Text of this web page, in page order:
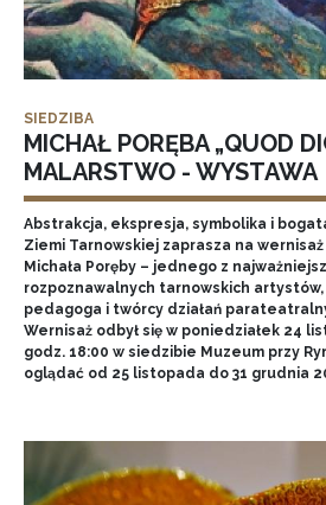
SIEDZIBA
MICHAŁ PORĘBA „QUOD
MALARSTWO - WYSTAWA
Abstrakcja, ekspresja, symbolika i
Ziemi Tarnowskiej zaprasza na
Michała Poręby – jednego z
rozpoznawalnych tarnowskich
pedagoga i twórcy działań
Wernisaż odbył się w poniedziałek 24
godz. 18:00 w siedzibie Muzeum przy
oglądać od 25 listopada do 31 grudnia